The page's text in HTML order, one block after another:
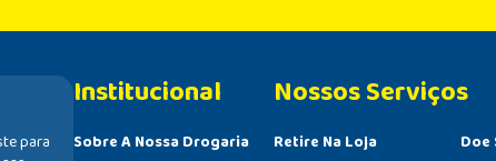
para
Institucional
Sobre A Nossa Drogaria Retire Na Loja Doe